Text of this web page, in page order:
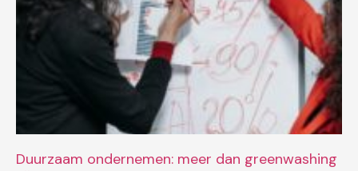
Duurzaam ondernemen: meer dan greenwashing